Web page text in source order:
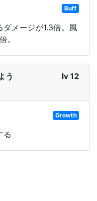
Buff
メージが1.3倍。風
。
う
lv 12
Growth
る